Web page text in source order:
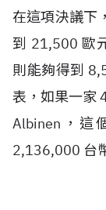
在這項決議下
到 21,500 歐
則能夠得到
表，如果一家
Albinen，這
2,136,000 台